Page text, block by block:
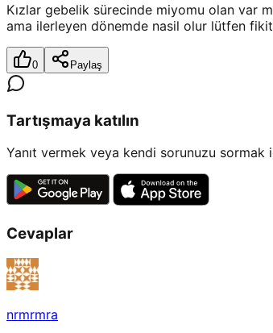
Kızlar gebelik sürecinde miyomu olan var
ama ilerleyen dönemde nasil olur lütfen
0 Paylaş
Tartışmaya katılın
Yanıt vermek veya kendi sorunuzu sormak
Cevaplar
nrmrmra